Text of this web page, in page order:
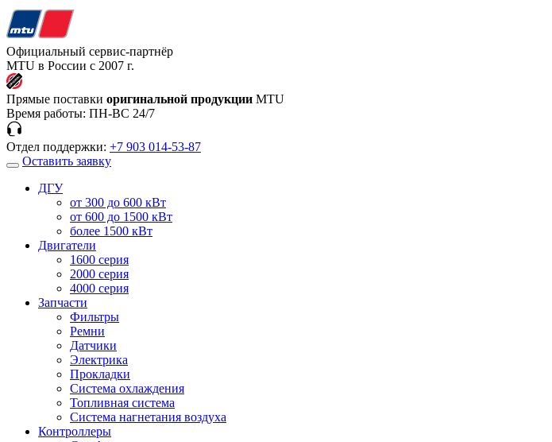
Официальный сервис-партнёр
MTU в России с 2007 г.
Прямые поставки оригинальной продукции MTU
Время работы: ПН-ВС 24/7
Отдел поддержки: +7 903 014-53-87
Оставить заявку
ДГУ
от 300 до 600 кВт
от 600 до 1500 кВт
более 1500 кВт
Двигатели
1600 серия
2000 серия
4000 серия
Запчасти
Фильтры
Ремни
Датчики
Электрика
Прокладки
Система охлаждения
Топливная система
Система нагнетания воздуха
Контроллеры